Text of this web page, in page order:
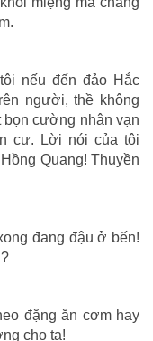
nếu đến đảo Hắc
người, thề không
bọn cường nhân vạn
cư. Lời nói của tôi
Quang! Thuyền
đang đậu ở bến!
đặng ăn cơm hay
cho ta!